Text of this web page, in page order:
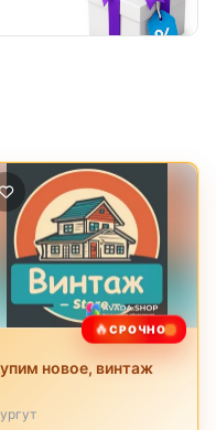
🔥СРОЧНО
новое, винтаж